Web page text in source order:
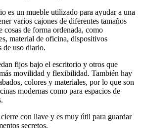
es un mueble utilizado para ayudar a una
varios cajones de diferentes tamaños
cosas de forma ordenada, como
material de oficina, dispositivos
de uso diario.
fijos bajo el escritorio y otros que
movilidad y flexibilidad. También hay
colores y materiales, por lo que son
modernas como para espacios de
con llave y es muy útil para guardar
secretos.